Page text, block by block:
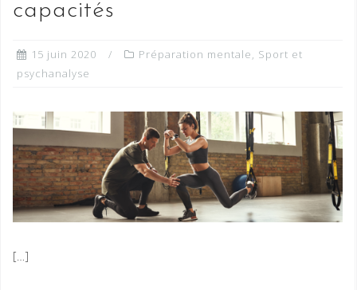
capacités
15 juin 2020 Préparation mentale, Sport et
psychanalyse
[…]